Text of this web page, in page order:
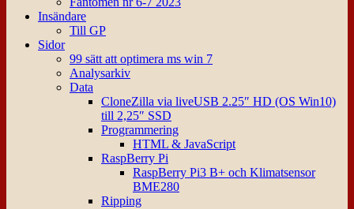
Insändare
Till GP
Sidor
99 sätt att optimera ms win 7
Analysarkiv
Data
CloneZilla via liveUSB 2.25″ HD (OS Win10)
till 2,25″ SSD
Programmering
HTML & JavaScript
RaspBerry Pi
RaspBerry Pi3 B+ och Klimatsensor
BME280
Ripping